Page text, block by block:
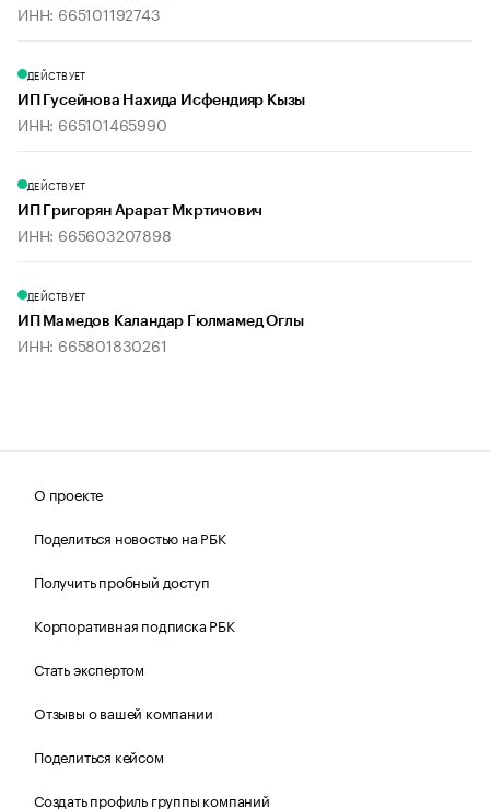
ИНН: 665101192743
ДЕЙСТВУЕТ
ИП Гусейнова Нахида Исфендияр Кызы
ИНН: 665101465990
ДЕЙСТВУЕТ
ИП Григорян Арарат Мкртичович
ИНН: 665603207898
ДЕЙСТВУЕТ
ИП Мамедов Каландар Гюлмамед Оглы
ИНН: 665801830261
О проекте
Поделиться новостью на РБК
Получить пробный доступ
Корпоративная подписка РБК
Стать экспертом
Отзывы о вашей компании
Поделиться кейсом
Создать профиль группы компаний